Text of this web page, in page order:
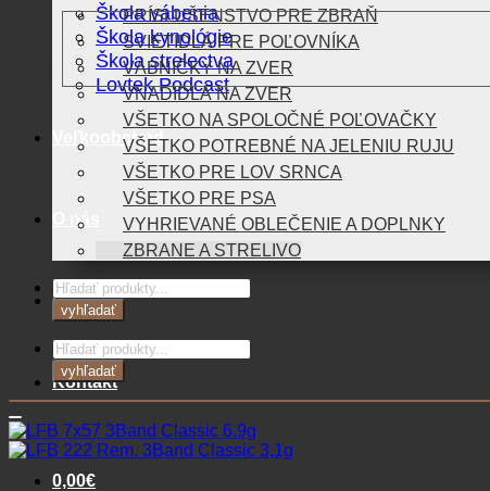
Škola vábenia
Škola kynológie
Škola strelectva
Lovtek Podcast
Veľkoobchod
O nás
Blog
Kontakt
0,00€
PRÍSLUŠENSTVO PRE ZBRAŇ
SVIETIDLÁ PRE POĽOVNÍKA
VÁBNIČKY NA ZVER
VNADIDLÁ NA ZVER
VŠETKO NA SPOLOČNÉ POĽOVAČKY
VŠETKO POTREBNÉ NA JELENIU RUJU
VŠETKO PRE LOV SRNCA
VŠETKO PRE PSA
VYHRIEVANÉ OBLEČENIE A DOPLNKY
ZBRANE A STRELIVO
Products
search
vyhľadať
Products
search
vyhľadať